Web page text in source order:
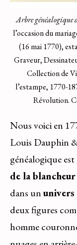
Arbre généalogique
l’occasion du
(16 mai 1770),
Graveur,
Collection de
l’estampe, 1770-
Révolution.
Nous voici en
Louis Dauphin
généalogique
de la
dans ununivers
deux figures
homme